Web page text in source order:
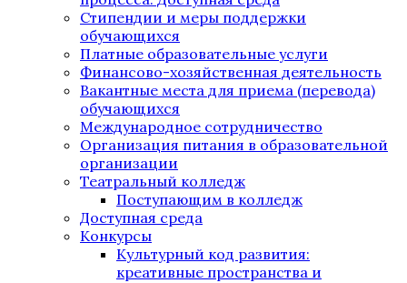
Стипендии и меры поддержки
обучающихся
Платные образовательные услуги
Финансово-хозяйственная деятельность
Вакантные места для приема (перевода)
обучающихся
Международное сотрудничество
Организация питания в образовательной
организации
Театральный колледж
Поступающим в колледж
Доступная среда
Конкурсы
Культурный код развития:
креативные пространства и